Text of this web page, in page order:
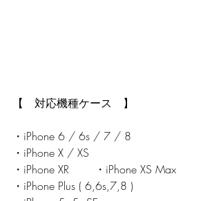
【　対応機種ケース　】
・iPhone 6 / 6s / 7 / 8
・iPhone X / XS
・iPhone XR 　　・iPhone XS Max
・iPhone Plus ( 6,6s,7,8 )